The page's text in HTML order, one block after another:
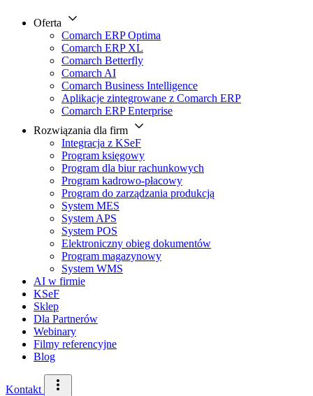
Oferta
Comarch ERP Optima
Comarch ERP XL
Comarch Betterfly
Comarch AI
Comarch Business Intelligence
Aplikacje zintegrowane z Comarch ERP
Comarch ERP Enterprise
Rozwiązania dla firm
Integracja z KSeF
Program księgowy
Program dla biur rachunkowych
Program kadrowo-płacowy
Program do zarządzania produkcją
System MES
System APS
System POS
Elektroniczny obieg dokumentów
Program magazynowy
System WMS
AI w firmie
KSeF
Sklep
Dla Partnerów
Webinary
Filmy referencyjne
Blog
Kontakt